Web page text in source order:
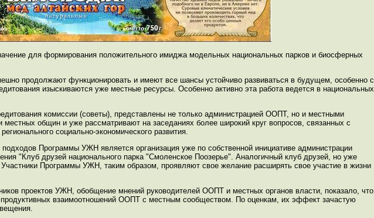
для формирования положительного имиджа модельных национальных парков и биосферных
продолжают функционировать и имеют все шансы устойчиво развиваться в будущем, особенно с
изыскиваются уже местные ресурсы. Особенно активно эта работа ведется в национальных
комиссии (советы), представлены не только администрацией ООПТ, но и местными
общин и уже рассматривают на заседаниях более широкий круг вопросов, связанных с
социально-экономического развития.
Программы УЖН является организация уже по собственной инициативе администрации
"Клуб друзей национального парка "Смоленское Поозерье". Аналогичный клуб друзей, но уже
Программы УЖН, таким образом, проявляют свое желание расширять свое участие в жизни
проектов УЖН, обобщение мнений руководителей ООПТ и местных органов власти, показало, что
взаимоотношений ООПТ с местным сообществом. По оценкам, их эффект зачастую